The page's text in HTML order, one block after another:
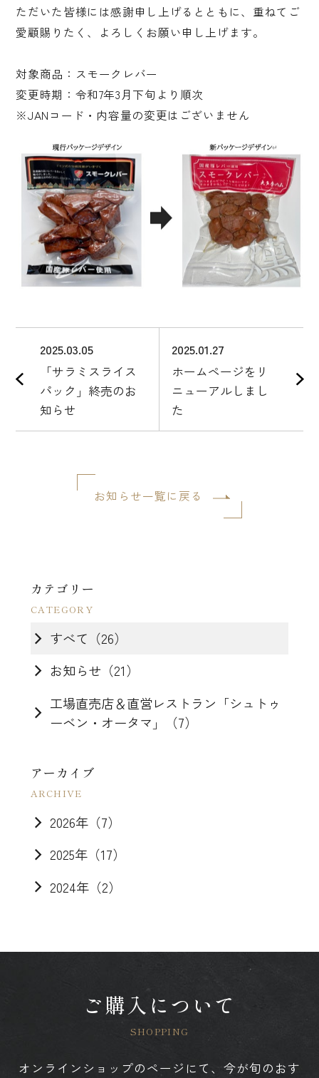
業務用販売
レシピ紹介
工場直売店
直営レストラン
ご宴会/パーティーメニュー
お知らせ
会員登録
ただいた皆様には感謝申し上げるとともに、重ねてご
愛顧賜りたく、よろしくお願い申し上げます。
対象商品：スモークレバー
変更時期：令和7年3月下旬より順次
※JANコード・内容量の変更はございません
2025.03.05
「サラミスライス
パック」終売のお
知らせ
2025.01.27
ホームページをリ
ニューアルしまし
た
お知らせ一覧に戻る
カテゴリー
すべて（26）
お知らせ（21）
工場直売店＆直営レストラン「シュトゥ
ーベン・オータマ」（7）
アーカイブ
2026年（7）
2025年（17）
2024年（2）
ご購入について
オンラインショップのページにて、今が旬のおす